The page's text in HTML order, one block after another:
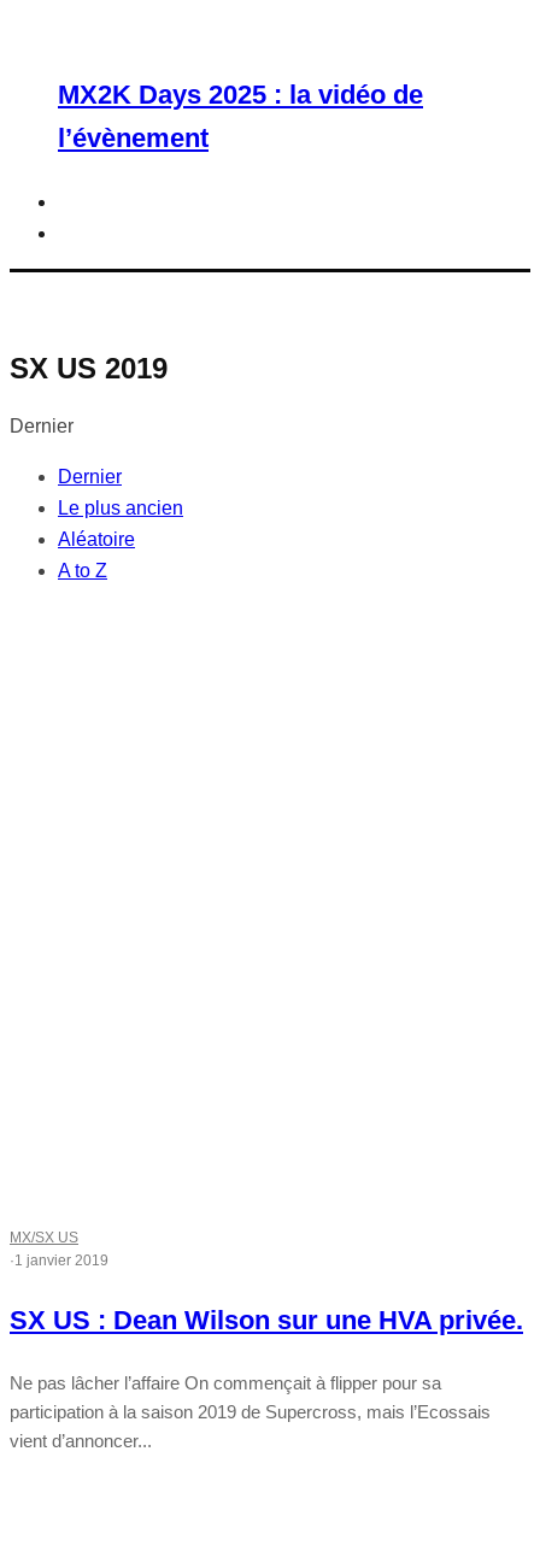
MX2K Days 2025 : la vidéo de
l’évènement
SX US 2019
Dernier
Dernier
Le plus ancien
Aléatoire
A to Z
MX/SX US
·1 janvier 2019
SX US : Dean Wilson sur une HVA privée.
Ne pas lâcher l’affaire On commençait à flipper pour sa
participation à la saison 2019 de Supercross, mais l’Ecossais
vient d’annoncer...